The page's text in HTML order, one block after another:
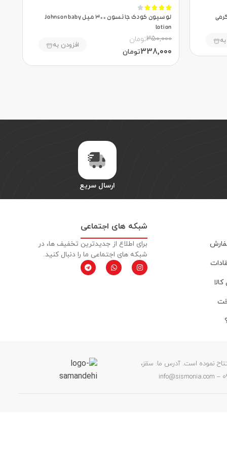
سوختگی کودکان 60 گرمی





لوسیون کودک جانسون 300 میل Johnson baby
lotion
350,000تومان
338,000تومان
افزودن به
ارسال سریع
شبکه های اجتماعی
برای اطلاع از جدیدترین تخفیف ها، در
شبکه های اجتماعی ما را دنبال کنید.
خود را افتتاح نموده است. آدرس ما: سقز،